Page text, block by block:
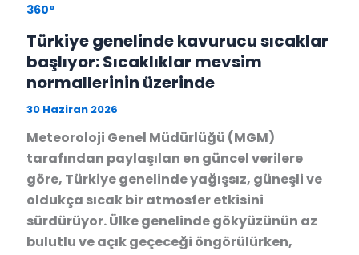
360°
Türkiye genelinde kavurucu sıcaklar
başlıyor: Sıcaklıklar mevsim
normallerinin üzerinde
30 Haziran 2026
Meteoroloji Genel Müdürlüğü (MGM)
tarafından paylaşılan en güncel verilere
göre, Türkiye genelinde yağışsız, güneşli ve
oldukça sıcak bir atmosfer etkisini
sürdürüyor. Ülke genelinde gökyüzünün az
bulutlu ve açık geçeceği öngörülürken,